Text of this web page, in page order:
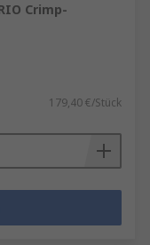
Crimp-
179,40 €/Stück